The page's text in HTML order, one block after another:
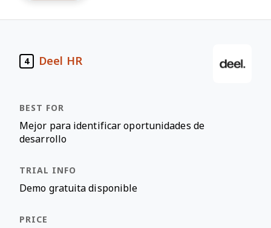
4 Deel HR
Mejor para identificar oportunidades de
desarrollo
Demo gratuita disponible